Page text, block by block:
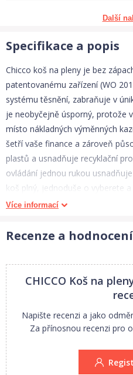
Další
Specifikace a popis
Chicco koš na pleny je bez
patentovanému zařízení (WO
systému těsnění, zabraňuje v
je neobyčejně úsporný, protože
místo nákladných výměnných
šetří vaše finance a zároveň
plastů a usnadňuje recyklační
ovládání jednou rukou
koš plný, jednoduše o vyberete
nepříjemných vůní.Kompaktní
jemně kolísat v závislosti na
Jakékoliv plastové sáček Bez
26cm x 24,5cm x 48,5 cm
Více informací
Recenze a hodnocení
CHICCO Koš na
Napište recenzi a jako
Za přínosnou recenzi pro